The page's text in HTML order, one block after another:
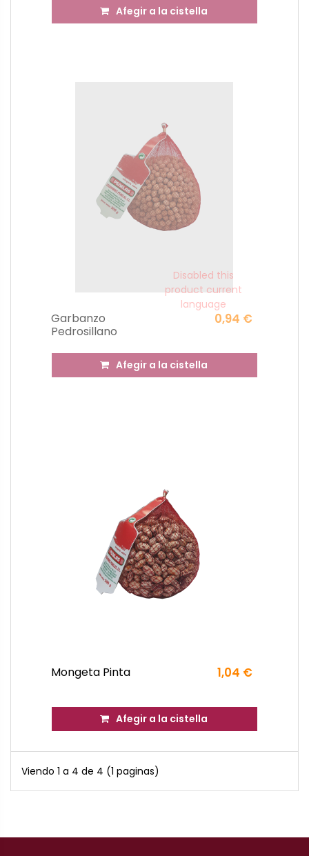
Afegir a la cistella
Garbanzo
Pedrosillano
0,94 €
Disabled this
product current
language
Afegir a la cistella
Mongeta Pinta 1,04 €
Afegir a la cistella
Viendo 1 a 4 de 4 (1 paginas)